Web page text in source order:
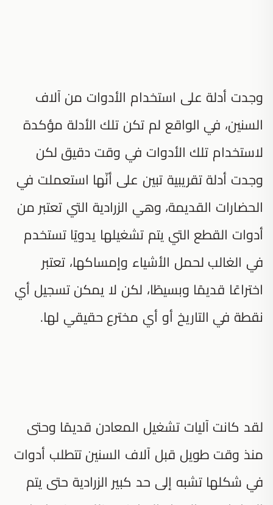
وجدت أدلة على استخدام الأدوات من آلاف
السنين، في الواقع لم تكن تلك الأدلة مؤكدة
لاستخدام تلك الأدوات في وقت دقيق لكن
وجدت أدلة تقريبية تبين على أنّها استعملت في
الحضارات القديمة، وهي الزرادية التي تعتبر من
أدوات القطع التي يتم تشغيلها يدويًا تستخدم
في الغالب لحمل الأشياء وإمساكها، تعتبر
اختراعًا قديمًا وبسيطًا، لكن لا يمكن تسجيل أي
نقطة في التاريخ أو أي مخترع حقيقي لها.
لقد كانت آليات تشغيل المعادن قديمًا وحتى
منذ وقت طويل قبل آلاف السنين تتطلب أدوات
في شكلها تشبه إلى حد كبير الزرادية حتى يتم